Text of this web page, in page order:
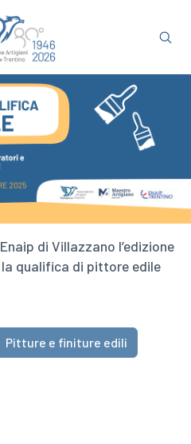
di Villazzano l’edizione
qualifica di pittore edile
Pitture e finiture edili